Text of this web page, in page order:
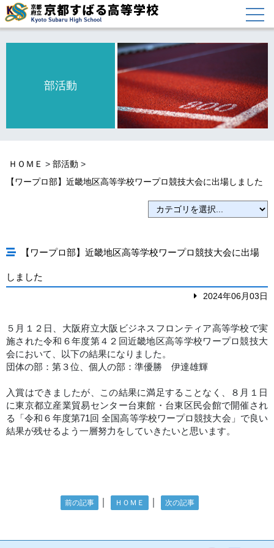
部活動
ＨＯＭＥ > 部活動 >
【ワープロ部】近畿地区高等学校ワープロ競技大会に出場しました
【ワープロ部】近畿地区高等学校ワープロ競技大会に出場
しました
2024年06月03日
５月１２日、大阪府立大阪ビジネスフロンティア高等学校で実
施された令和６年度第４２回近畿地区高等学校ワープロ競技大
会において、以下の結果になりました。
団体の部：第３位、個人の部：準優勝 伊達雄輝
入賞はできましたが、この結果に満足することなく、８月１日
に東京都立産業貿易センター台東館・台東区民会館で開催され
る「令和６年度第71回 全国高等学校ワープロ競技大会」で良い
結果が残せるよう一層努力をしていきたいと思います。
前の記事 ＨＯＭＥ 次の記事